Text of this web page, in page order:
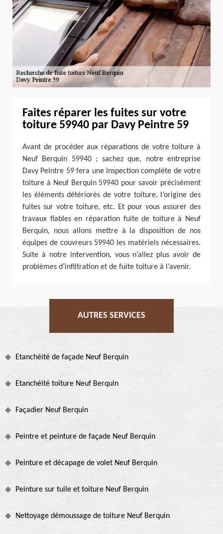
Faites réparer les fuites sur votre
toiture 59940 par Davy Peintre 59
Avant de procéder aux réparations de votre toiture à
Neuf Berquin 59940 ; sachez que, notre entreprise
Davy Peintre 59 fera une inspection complète de votre
toiture à Neuf Berquin 59940 pour savoir précisément
les éléments détériorés de votre toiture, l’origine des
fuites sur votre toiture, etc. Et pour vous assurer des
travaux fiables en réparation fuite de toiture à Neuf
Berquin, nous allons mettre à la disposition de nos
équipes de couvreurs 59940 les matériels nécessaires.
Suite à notre intervention, vous n’allez plus avoir de
problèmes d’infiltration et de fuite toiture à l’avenir.
AUTRES SERVICES
Etanchéité de façade Neuf Berquin
Etanchéité toiture Neuf Berquin
Façadier Neuf Berquin
Peintre et peinture de façade Neuf Berquin
Peinture et décapage de volet Neuf Berquin
Peinture sur tuile et toiture Neuf Berquin
Nettoyage démoussage de toiture Neuf Berquin